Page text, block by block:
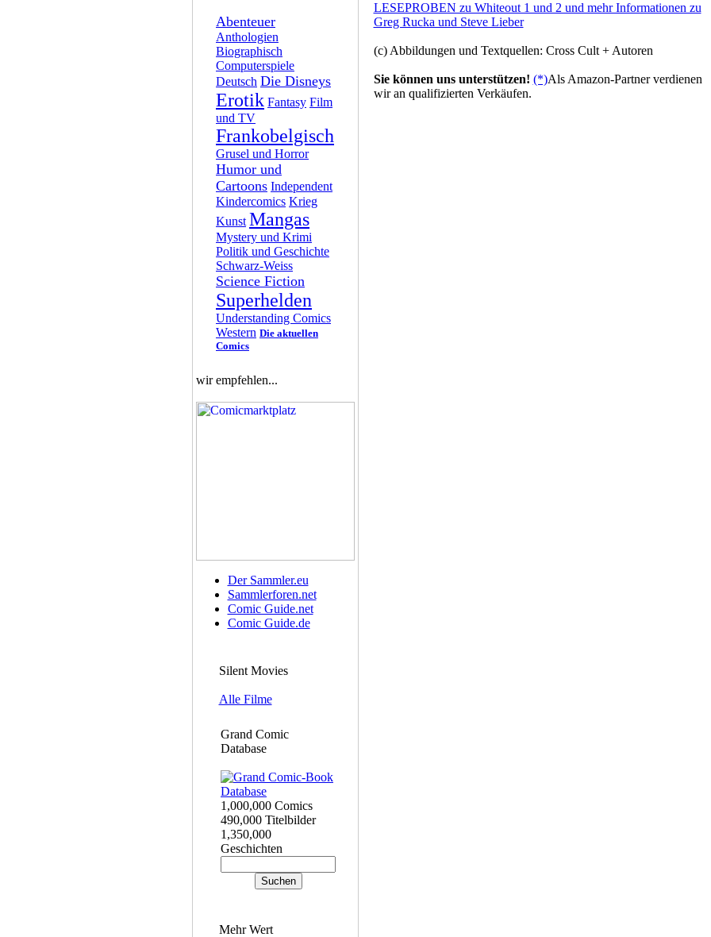
Abenteuer
Anthologien
Biographisch
Computerspiele
Deutsch Die Disneys
Erotik Fantasy Film
und TV
Frankobelgisch
Grusel und Horror
Humor und
Cartoons Independent
Kindercomics Krieg
Kunst Mangas
Mystery und Krimi
Politik und Geschichte
Schwarz-Weiss
Science Fiction
Superhelden
Understanding Comics
Western Die aktuellen
Comics
wir empfehlen...
Der Sammler.eu
Sammlerforen.net
Comic Guide.net
Comic Guide.de
Silent Movies
Alle Filme
Grand Comic
Database
1,000,000 Comics
490,000 Titelbilder
1,350,000
Geschichten
Mehr Wert
LESEPROBEN zu Whiteout 1 und 2 und mehr Informationen zu
Greg Rucka und Steve Lieber
(c) Abbildungen und Textquellen: Cross Cult + Autoren
Sie können uns unterstützen! (*)Als Amazon-Partner verdienen
wir an qualifizierten Verkäufen.